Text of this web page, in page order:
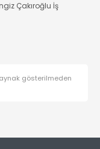
Çakıroğlu İş
gösterilmeden